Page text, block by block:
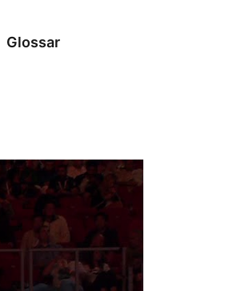
Glossar